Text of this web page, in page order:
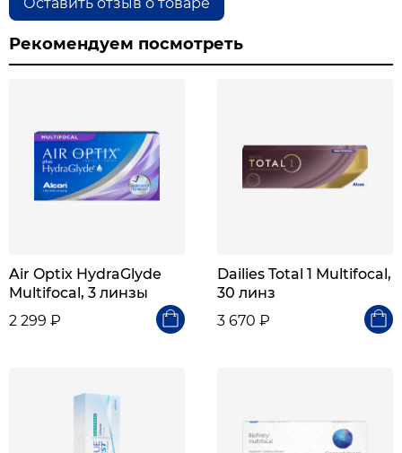
Рекомендуем посмотреть
Air Optix HydraGlyde
Multifocal, 3 линзы
2 299 ₽
Dailies Total 1 Multifocal,
30 линз
3 670 ₽